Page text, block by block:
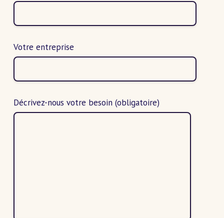
Votre entreprise
Décrivez-nous votre besoin (obligatoire)